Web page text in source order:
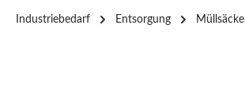
Industriebedarf Entsorgung Müllsäcke